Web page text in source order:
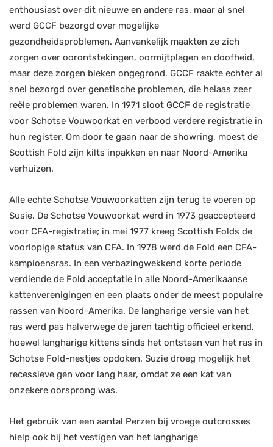
enthousiast over dit nieuwe en andere ras, maar al snel
werd GCCF bezorgd over mogelijke
gezondheidsproblemen. Aanvankelijk maakten ze zich
zorgen over oorontstekingen, oormijtplagen en doofheid,
maar deze zorgen bleken ongegrond. GCCF raakte echter al
snel bezorgd over genetische problemen, die helaas zeer
reële problemen waren. In 1971 sloot GCCF de registratie
voor Schotse Vouwoorkat en verbood verdere registratie in
hun register. Om door te gaan naar de showring, moest de
Scottish Fold zijn kilts inpakken en naar Noord-Amerika
verhuizen.
Alle echte Schotse Vouwoorkatten zijn terug te voeren op
Susie. De Schotse Vouwoorkat werd in 1973 geaccepteerd
voor CFA-registratie; in mei 1977 kreeg Scottish Folds de
voorlopige status van CFA. In 1978 werd de Fold een CFA-
kampioensras. In een verbazingwekkend korte periode
verdiende de Fold acceptatie in alle Noord-Amerikaanse
kattenverenigingen en een plaats onder de meest populaire
rassen van Noord-Amerika. De langharige versie van het
ras werd pas halverwege de jaren tachtig officieel erkend,
hoewel langharige kittens sinds het ontstaan ​​van het ras in
Schotse Fold-nestjes opdoken. Suzie droeg mogelijk het
recessieve gen voor lang haar, omdat ze een kat van
onzekere oorsprong was.
Het gebruik van een aantal Perzen bij vroege outcrosses
hielp ook bij het vestigen van het langharige